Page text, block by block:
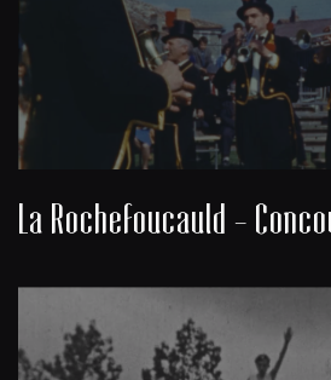
La Rochefoucauld -